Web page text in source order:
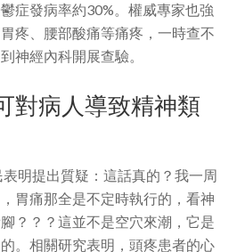
症發病率約30%。權威專家也強
疼、腰部酸痛等痛疼，一時查不
神經內科開展查驗。
對病人導致精神類
明提出質疑：這話真的？我一周
胃痛那全是不定時執行的，看神
？？？這並不是空穴來潮，它是
。相關研究表明，頭疼患者的心